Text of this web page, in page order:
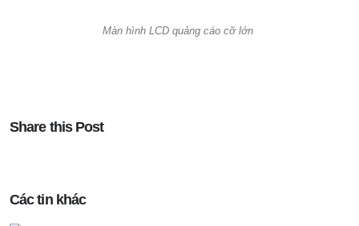
Màn hình LCD quảng cáo cỡ lớn
Share this Post
Các tin khác